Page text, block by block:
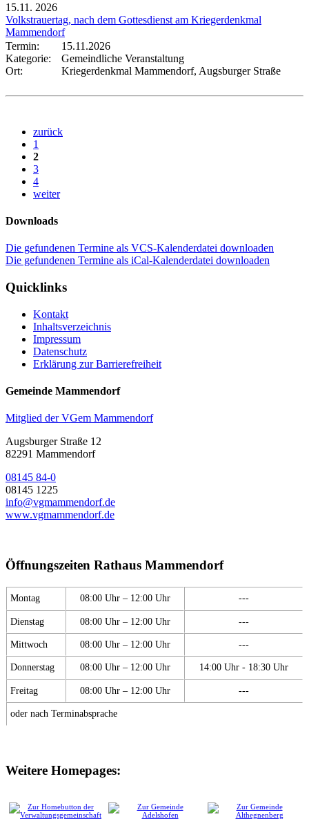
15.11. 2026
Volkstrauertag, nach dem Gottesdienst am Kriegerdenkmal
Mammendorf
Termin:
15.11.2026
Kategorie:
Gemeindliche Veranstaltung
Ort:
Kriegerdenkmal Mammendorf, Augsburger Straße
zurück
1
2
3
4
weiter
Downloads
Die gefundenen Termine als VCS-Kalenderdatei downloaden
Die gefundenen Termine als iCal-Kalenderdatei downloaden
Quicklinks
Kontakt
Inhaltsverzeichnis
Impressum
Datenschutz
Erklärung zur Barrierefreiheit
Gemeinde Mammendorf
Mitglied der VGem Mammendorf
Augsburger Straße 12
82291 Mammendorf
08145 84-0
08145 1225
info@vgmammendorf.de
www.vgmammendorf.de
Öffnungszeiten Rathaus Mammendorf
Montag 08:00 Uhr – 12:00 Uhr ---
Dienstag 08:00 Uhr – 12:00 Uhr ---
Mittwoch 08:00 Uhr – 12:00 Uhr ---
Donnerstag 08:00 Uhr – 12:00 Uhr 14:00 Uhr - 18:30 Uhr
Freitag 08:00 Uhr – 12:00 Uhr ---
oder nach Terminabsprache
Weitere Homepages: